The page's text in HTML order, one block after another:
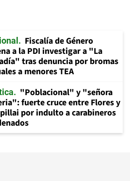
Fiscalía de Género
a la PDI investigar a "La
tras denuncia por bromas
a menores TEA
"Poblacional" y "señora
fuerte cruce entre Flores y
por indulto a carabineros